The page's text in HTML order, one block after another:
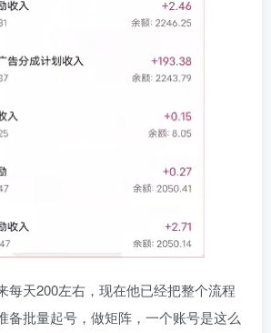
每天200左右，现在他已经把整个流程
备批量起号，做矩阵，一个账号是这么